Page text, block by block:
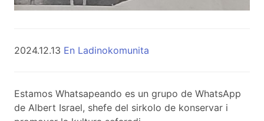
2024.12.13 En Ladinokomunita
Estamos Whatsapeando es un grupo de WhatsApp
de Albert Israel, shefe del sirkolo de konservar i